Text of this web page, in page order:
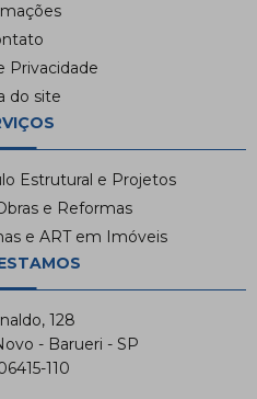
Privacidade
do site
Estrutural e Projetos
e Reformas
e ART em Imóveis
128
- Barueri - SP
110